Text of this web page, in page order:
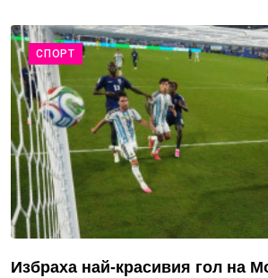
СПОРТ
Избраха най-красивия гол на